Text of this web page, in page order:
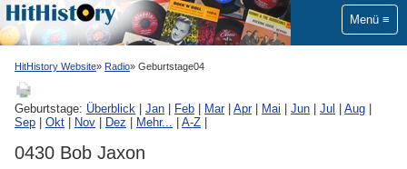
Menü
HitHistory Website Radio Geburtstage04
Geburtstage: Überblick Jan Feb Mar| Apr| Mai Jun Jul Aug
Sep
Okt Nov Dez Mehr... A-Z
0430 Bob Jaxon